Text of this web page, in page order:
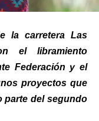
la carretera Las
el libramiento
Federación y el
proyectos que
parte del segundo